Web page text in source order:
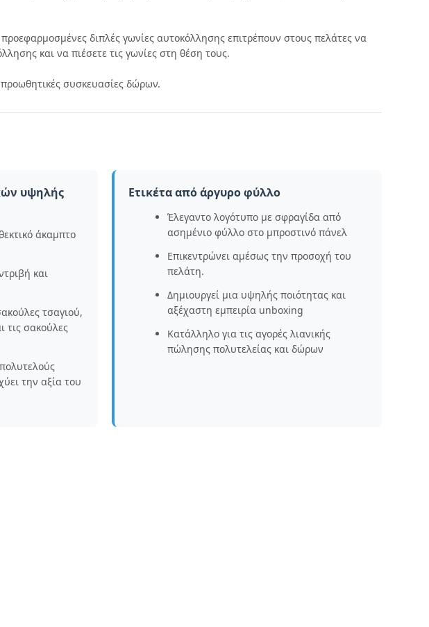
διπλές γωνίες αυτοκόλλησης επιτρέπουν στους πελάτες να
και να πιέσετε τις γωνίες στη θέση τους.
συσκευασίες δώρων.
υψηλής
άκαμπτο
και
τσαγιού,
τις σακούλες
την αξία του
Ετικέτα από άργυρο φύλλο
Έλεγαντο λογότυπο με σφραγίδα από
ασημένιο φύλλο στο μπροστινό πάνελ
Επικεντρώνει αμέσως την προσοχή του
πελάτη.
Δημιουργεί μια υψηλής ποιότητας και
αξέχαστη εμπειρία unboxing
Κατάλληλο για τις αγορές λιανικής
πώλησης πολυτελείας και δώρων